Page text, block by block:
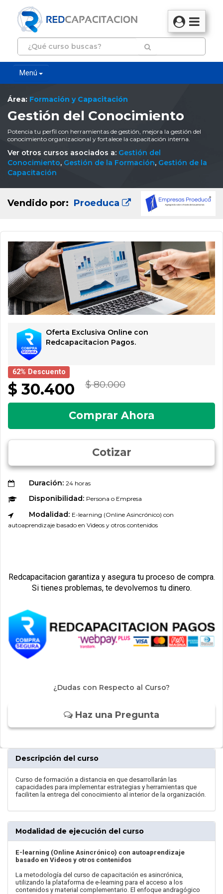
Menú
Área: Formación y Capacitación
Gestión del Conocimiento
Potencia tu perfil con herramientas de gestión, mejora la gestión del
conocimiento organizacional y fortalece la capacitación interna.
Ver otros cursos asociados a: Gestión del
Conocimiento, Gestión de la Formación, Gestión de la
Capacitación
Vendido por: Proeduca
Oferta Exclusiva Online con
Redcapacitacion Pagos.
62% Descuento
$ 30.400 $ 80.000
Comprar Ahora
Cotizar
Duración: 24 horas
Disponibilidad: Persona o Empresa
Modalidad: E-learning (Online Asincrónico) con
autoaprendizaje basado en Videos y otros contenidos
Redcapacitacion garantiza y asegura tu proceso de compra.
Si tienes problemas, te devolvemos tu dinero.
¿Dudas con Respecto al Curso?
Haz una Pregunta
Descripción del curso
Curso de formación a distancia en que desarrollarán las
capacidades para implementar estrategias y herramientas que
faciliten la entrega del conocimiento al interior de la organización.
Modalidad de ejecución del curso
E-learning (Online Asincrónico) con autoaprendizaje
basado en Videos y otros contenidos
La metodología del curso de capacitación es asincrónica,
utilizando la plataforma de e-learning para el acceso a los
contenidos y material complementario. El enfoque andragógico